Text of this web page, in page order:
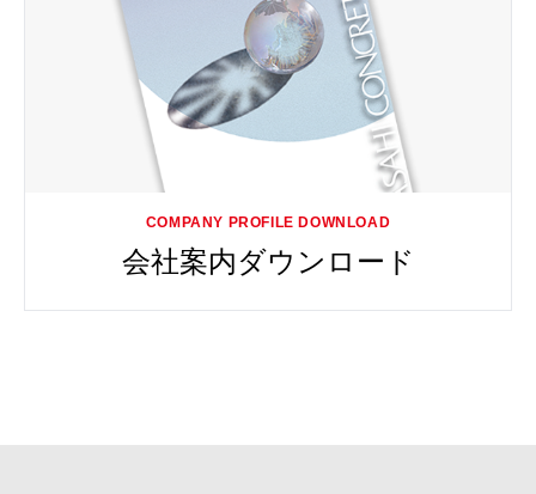
会社案内ダウンロード